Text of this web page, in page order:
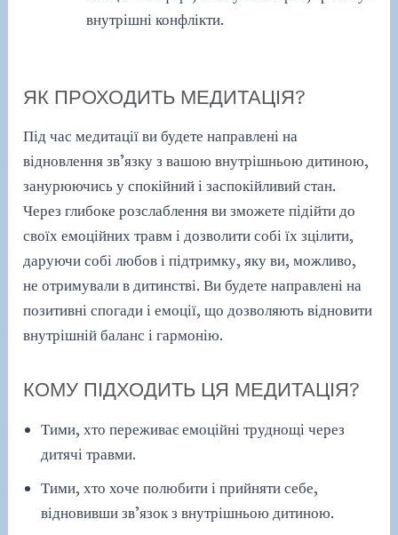
внутрішні конфлікти.
ЯК ПРОХОДИТЬ МЕДИТАЦІЯ?
Під час медитації ви будете направлені на
відновлення зв’язку з вашою внутрішньою дитиною,
занурюючись у спокійний і заспокійливий стан.
Через глибоке розслаблення ви зможете підійти до
своїх емоційних травм і дозволити собі їх зцілити,
даруючи собі любов і підтримку, яку ви, можливо,
не отримували в дитинстві. Ви будете направлені на
позитивні спогади і емоції, що дозволяють відновити
внутрішній баланс і гармонію.
КОМУ ПІДХОДИТЬ ЦЯ МЕДИТАЦІЯ?
Тими, хто переживає емоційні труднощі через
дитячі травми.
Тими, хто хоче полюбити і прийняти себе,
відновивши зв’язок з внутрішньою дитиною.